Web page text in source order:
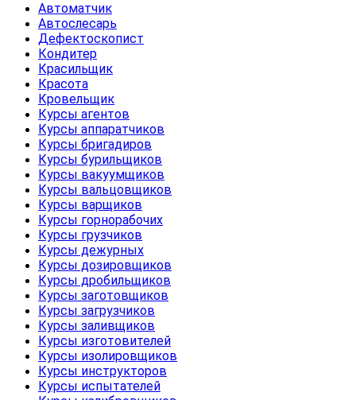
Автоматчик
Автослесарь
Дефектоскопист
Кондитер
Красильщик
Красота
Кровельщик
Курсы агентов
Курсы аппаратчиков
Курсы бригадиров
Курсы бурильщиков
Курсы вакуумщиков
Курсы вальцовщиков
Курсы варщиков
Курсы горнорабочих
Курсы грузчиков
Курсы дежурных
Курсы дозировщиков
Курсы дробильщиков
Курсы заготовщиков
Курсы загрузчиков
Курсы заливщиков
Курсы изготовителей
Курсы изолировщиков
Курсы инструкторов
Курсы испытателей